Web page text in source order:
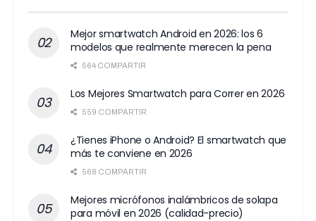
Mejor smartwatch Android en 2026: los 6
modelos que realmente merecen la pena
564 COMPARTIR
Los Mejores Smartwatch para Correr en 2026
559 COMPARTIR
¿Tienes iPhone o Android? El smartwatch que
más te conviene en 2026
568 COMPARTIR
Mejores micrófonos inalámbricos de solapa
para móvil en 2026 (calidad-precio)